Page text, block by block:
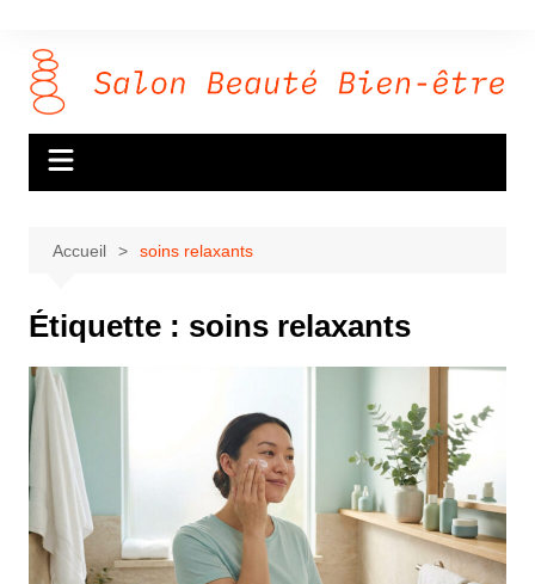
contenu
Accueil soins relaxants
Étiquette : soins relaxants